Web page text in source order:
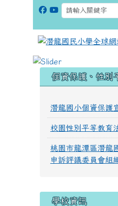
個資保護、性別
潛龍國小個資保護
校園性別平等教育
桃園市龍潭區潛龍
申訴評議委員會組
學校資訊